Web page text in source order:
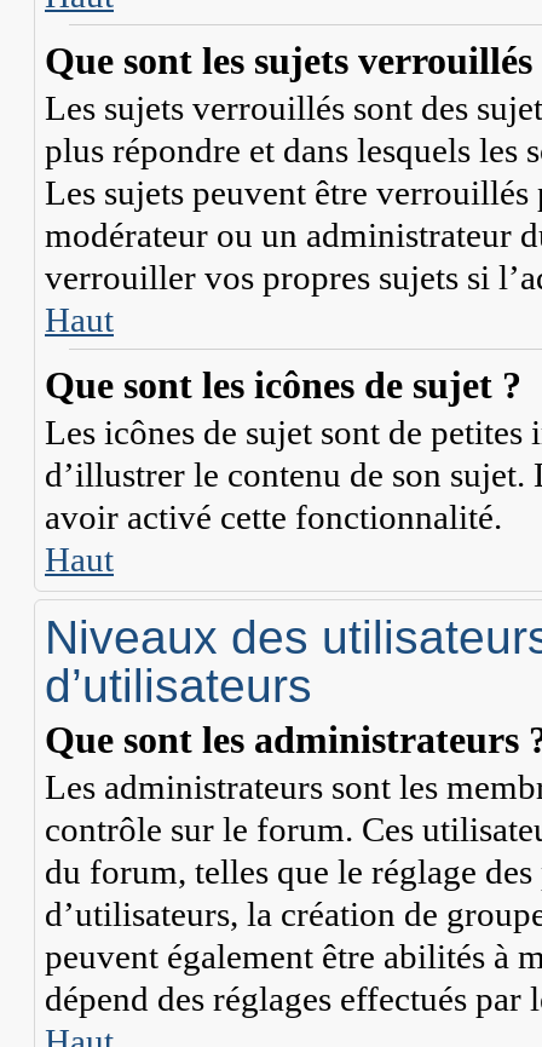
Que sont les sujets verrouillés
Les sujets verrouillés sont des
plus répondre et dans lesquels les
Les sujets peuvent être
modérateur ou un administrateur
verrouiller vos propres sujets si
Haut
Que sont les icônes de sujet ?
Les icônes de sujet sont de
d’illustrer le contenu de son
avoir activé cette fonctionnalité.
Haut
Niveaux des
d’utilisateurs
Que sont les administrateurs
Les administrateurs sont les
contrôle sur le forum. Ces
du forum, telles que le réglage
d’utilisateurs, la création de
peuvent également être abilités à
dépend des réglages effectués